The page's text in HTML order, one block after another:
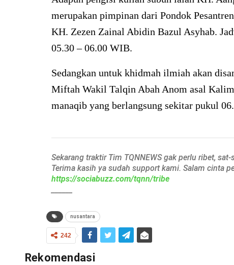
merupakan pimpinan dari Pondok
KH. Zezen Zainal Abidin Bazul Asyhab.
05.30 – 06.00 WIB.
Sedangkan untuk khidmah ilmiah akan
Miftah Wakil Talqin Abah Anom asal
manaqib yang berlangsung sekitar pukul
Sekarang traktir Tim TQNNEWS gak perlu ribet,
Terima kasih ya sudah support kami. Salam cinta
https://sociabuzz.com/tqnn/tribe
nusantara
242
Rekomendasi